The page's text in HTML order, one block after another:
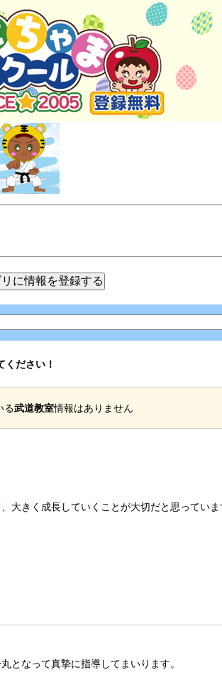
ださい！
る武道教室情報はありません
大きく成長していくことが大切だと思っていま
となって真摯に指導してまいります。